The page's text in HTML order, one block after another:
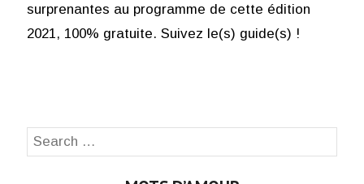
surprenantes au programme de cette édition
2021, 100% gratuite. Suivez le(s) guide(s) !
Search